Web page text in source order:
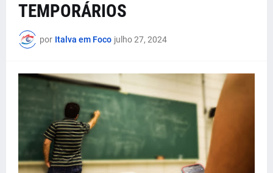
TEMPORÁRIOS
por Italva em Foco julho 27, 2024